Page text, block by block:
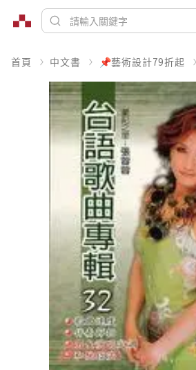
首頁 中文書 📌藝術設計79折起